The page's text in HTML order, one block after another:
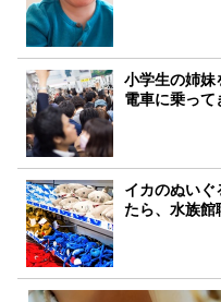
小学生の姉妹
電車に乗っ
イカのぬい
たら、水族館